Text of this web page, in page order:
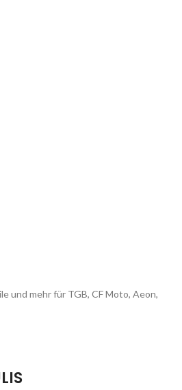
und mehr für TGB, CF Moto, Aeon,